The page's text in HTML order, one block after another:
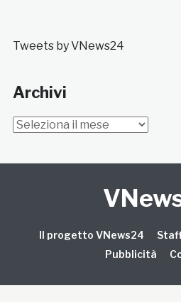
Tweets by VNews24
Archivi
Archivi
Il progetto VNews24
Pubblicità